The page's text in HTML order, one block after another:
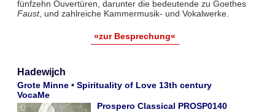
fünfzehn Ouvertüren, darunter die bedeutende zu Goethes
Faust, und zahlreiche Kammermusik- und Vokalwerke.
»zur Besprechung«
Hadewijch
Grote Minne • Spirituality of Love 13th century
VocaMe
Prospero Classical PROSP0140